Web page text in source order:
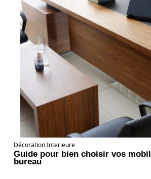
Décoration Interieure
Guide pour bien choisir vos
bureau